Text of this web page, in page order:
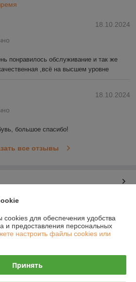
18.10.2024
понравилось обслуживание и так же
,всё на высшем уровне
18.10.2024
большое спасибо!
все отзывы
для обеспечения удобства
и предоставления персональных
настроить файлы cookies или
Принять